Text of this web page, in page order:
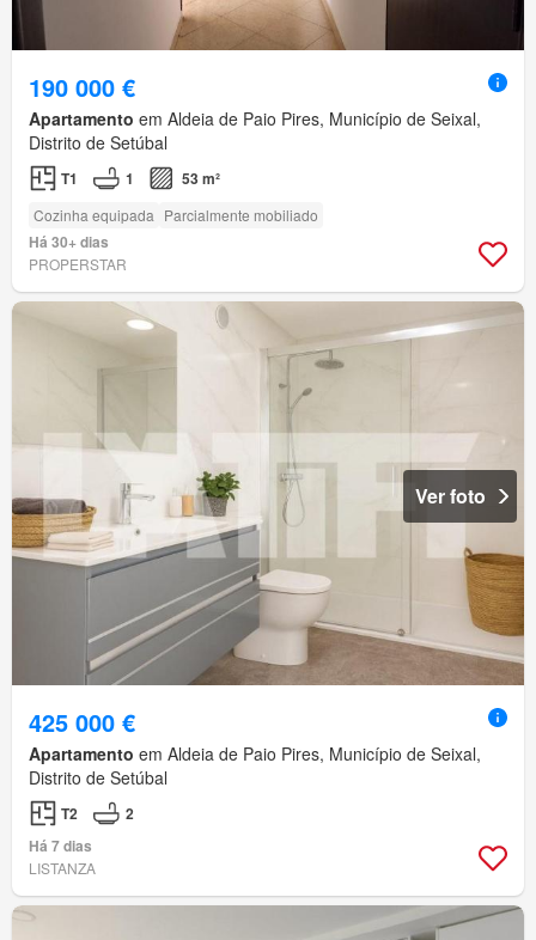
190 000 €
Apartamento em Aldeia de Paio Pires, Município de Seixal,
Distrito de Setúbal
T1 1 53 m²
Cozinha equipada Parcialmente mobiliado
Há 30+ dias
PROPERSTAR
Ver foto
425 000 €
Apartamento em Aldeia de Paio Pires, Município de Seixal,
Distrito de Setúbal
T2
2
Há 7 dias
LISTANZA